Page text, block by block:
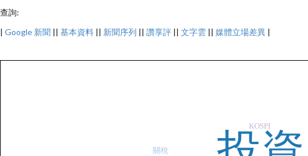
查詢:
| Google 新聞 || 基本資料 || 新聞序列 || 讚享評 || 文字雲 || 媒體立場差異 |
關稅
KOSPI